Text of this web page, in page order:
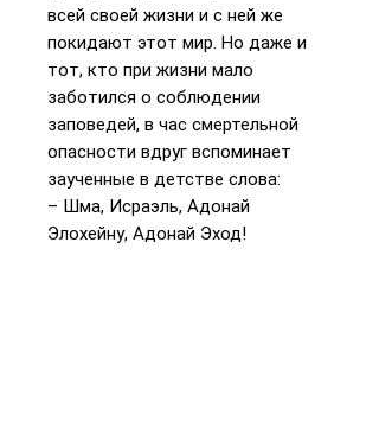
всей своей жизни и с ней же
покидают этот мир. Но даже и
тот, кто при жизни мало
заботился о соблюдении
заповедей, в час смертельной
опасности вдруг вспоминает
заученные в детстве слова:
– Шма, Исраэль, Адонай
Элохейну, Адонай Эход!